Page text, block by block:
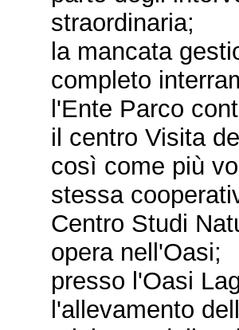
straordinaria;
la mancata
completo
l'Ente Parco
il centro Visita
così come più
stessa
Centro Studi
opera nell'Oasi;
presso l'Oasi
l'allevamento